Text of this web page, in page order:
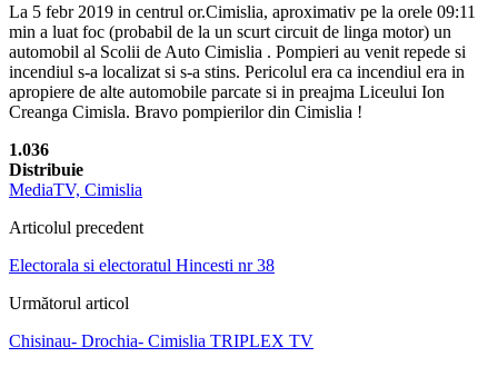
La 5 febr 2019 in centrul or.Cimislia, aproximativ pe la orele 09:11
min a luat foc (probabil de la un scurt circuit de linga motor) un
automobil al Scolii de Auto Cimislia . Pompieri au venit repede si
incendiul s-a localizat si s-a stins. Pericolul era ca incendiul era in
apropiere de alte automobile parcate si in preajma Liceului Ion
Creanga Cimisla. Bravo pompierilor din Cimislia !
1.036
Distribuie
MediaTV, Cimislia
Articolul precedent
Electorala si electoratul Hincesti nr 38
Următorul articol
Chisinau- Drochia- Cimislia TRIPLEX TV